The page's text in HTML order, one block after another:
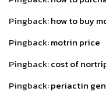
Pingback:how to buy
Pingback:motrin price
Pingback:cost of
Pingback:periactin